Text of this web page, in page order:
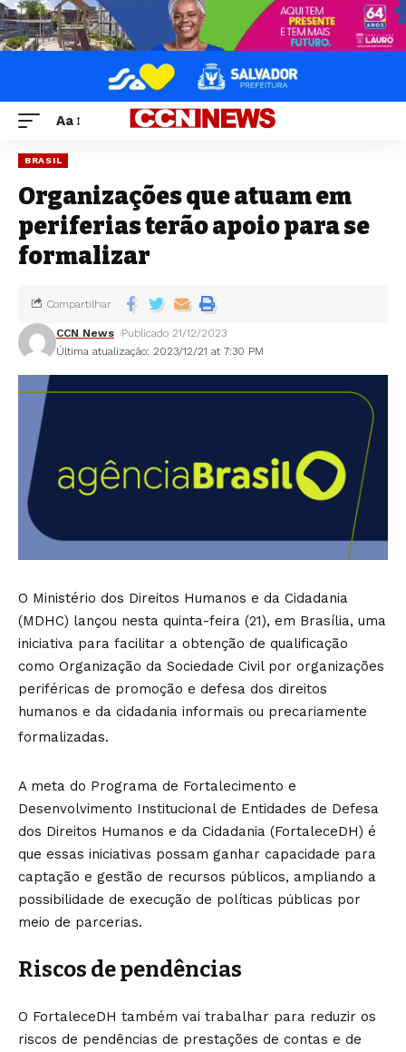
Aa
BRASIL
Organizações que atuam em
periferias terão apoio para se
formalizar
Última atualização: 2023/12/21 at 7:30 PM
CCN News Publicado 21/12/2023
Compartilhar
O Ministério dos Direitos Humanos e da Cidadania
(MDHC) lançou nesta quinta-feira (21), em Brasília, uma
iniciativa para facilitar a obtenção de qualificação
como Organização da Sociedade Civil por organizações
periféricas de promoção e defesa dos direitos
humanos e da cidadania informais ou precariamente
formalizadas.
A meta do Programa de Fortalecimento e
Desenvolvimento Institucional de Entidades de Defesa
dos Direitos Humanos e da Cidadania (FortaleceDH) é
que essas iniciativas possam ganhar capacidade para
captação e gestão de recursos públicos, ampliando a
possibilidade de execução de políticas públicas por
meio de parcerias.
Riscos de pendências
O FortaleceDH também vai trabalhar para reduzir os
riscos de pendências de prestações de contas e de